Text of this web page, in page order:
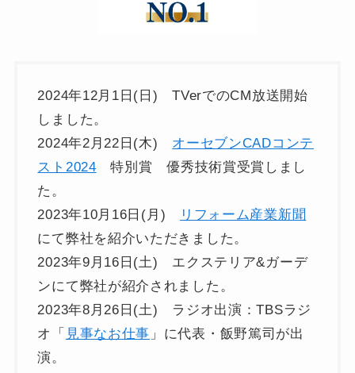
2024年12月1日(日) TVerでのCM放送開始
しました。
2024年2月22日(木) オーセブンCADコンテ
スト2024 特別賞 優秀技術賞受賞しまし
た。
2023年10月16日(月)
リフォーム産業新聞
にて弊社を紹介いただきました。
2023年9月16日(土) エクステリア&ガーデ
ンにて弊社が紹介されました。
2023年8月26日(土) ラジオ出演：TBSラジ
オ「 見事なお仕事 」に代表・飯野篤司が出
演。